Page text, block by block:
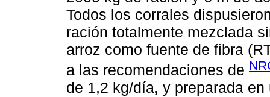
Todos los corrales
ración totalmente mezclada
arroz como fuente de fibra
a las recomendaciones de
de 1,2 kg/día, y preparada